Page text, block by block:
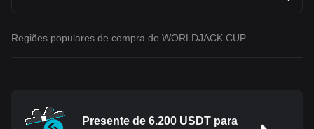
Regiões populares de compra de WORLDJACK CUP.
Presente de 6.200 USDT para